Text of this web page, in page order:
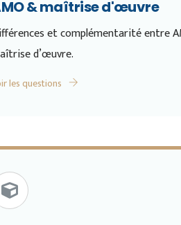
& maîtrise d'œuvre
et complémentarité entre
d’œuvre.
les questions